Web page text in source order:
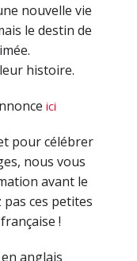
nouvelle vie
le destin de
histoire.
ici
pour célébrer
nous vous
avant le
ces petites
!
anglais